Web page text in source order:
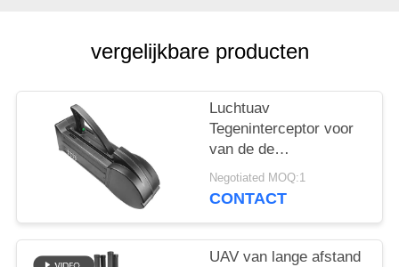
vergelijkbare producten
Luchtuav
Tegeninterceptor voor
van de de
Hommelmoordenaar
van WIFI5.8G 2.4G
Negotiated MOQ:1
CONTACT
UAV van lange afstand